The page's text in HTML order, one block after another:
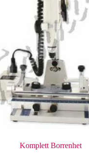
Komplett Borrenhet